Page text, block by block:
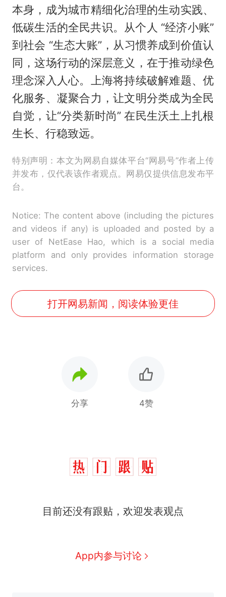
本身，成为城市精细化治理的生动实践、
低碳生活的全民共识。从个人 “经济小账”
到社会 “生态大账”，从习惯养成到价值认
同，这场行动的深层意义，在于推动绿色
理念深入人心。上海将持续破解难题、优
化服务、凝聚合力，让文明分类成为全民
自觉，让“分类新时尚” 在民生沃土上扎根
生长、行稳致远。
特别声明：本文为网易自媒体平台“网易号”作者上传
并发布，仅代表该作者观点。网易仅提供信息发布平
台。
Notice: The content above (including the pictures
and videos if any) is uploaded and posted by a
user of NetEase Hao, which is a social media
platform and only provides information storage
services.
打开网易新闻，阅读体验更佳
分享 4赞
目前还没有跟贴，欢迎发表观点
App内参与讨论
因老师一句“跟我回家”改写了
眼了……
佛山一中学招聘物理教师，笔
试前13名均遭淘汰？教育局：